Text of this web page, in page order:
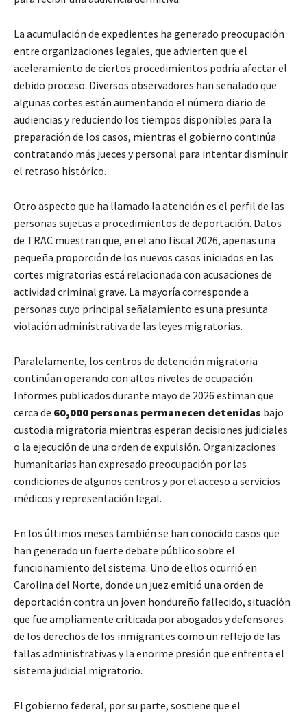
La acumulación de expedientes ha generado preocupación
entre organizaciones legales, que advierten que el
aceleramiento de ciertos procedimientos podría afectar el
debido proceso. Diversos observadores han señalado que
algunas cortes están aumentando el número diario de
audiencias y reduciendo los tiempos disponibles para la
preparación de los casos, mientras el gobierno continúa
contratando más jueces y personal para intentar disminuir
el retraso histórico.
Otro aspecto que ha llamado la atención es el perfil de las
personas sujetas a procedimientos de deportación. Datos
de TRAC muestran que, en el año fiscal 2026, apenas una
pequeña proporción de los nuevos casos iniciados en las
cortes migratorias está relacionada con acusaciones de
actividad criminal grave. La mayoría corresponde a
personas cuyo principal señalamiento es una presunta
violación administrativa de las leyes migratorias.
Paralelamente, los centros de detención migratoria
continúan operando con altos niveles de ocupación.
Informes publicados durante mayo de 2026 estiman que
cerca de 60,000 personas permanecen detenidas bajo
custodia migratoria mientras esperan decisiones judiciales
o la ejecución de una orden de expulsión. Organizaciones
humanitarias han expresado preocupación por las
condiciones de algunos centros y por el acceso a servicios
médicos y representación legal.
En los últimos meses también se han conocido casos que
han generado un fuerte debate público sobre el
funcionamiento del sistema. Uno de ellos ocurrió en
Carolina del Norte, donde un juez emitió una orden de
deportación contra un joven hondureño fallecido, situación
que fue ampliamente criticada por abogados y defensores
de los derechos de los inmigrantes como un reflejo de las
fallas administrativas y la enorme presión que enfrenta el
sistema judicial migratorio.
El gobierno federal, por su parte, sostiene que el